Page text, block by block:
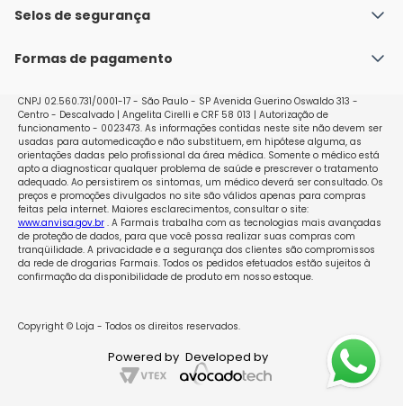
Nossas lojas
Política de Envio
Políticas de Trocas e Devoluções
Selos de segurança
Formas de pagamento
CNPJ 02.560.731/0001-17 - São Paulo - SP Avenida Guerino Oswaldo 313 -
Centro - Descalvado | Angelita Cirelli e CRF 58 013 | Autorização de
funcionamento - 0023473. As informações contidas neste site não devem ser
usadas para automedicação e não substituem, em hipótese alguma, as
orientações dadas pelo profissional da área médica. Somente o médico está
apto a diagnosticar qualquer problema de saúde e prescrever o tratamento
adequado. Ao persistirem os sintomas, um médico deverá ser consultado. Os
preços e promoções divulgados no site são válidos apenas para compras
feitas pela internet. Maiores esclarecimentos, consultar o site:
www.anvisa.gov.br. A Farmais trabalha com as tecnologias mais avançadas
de proteção de dados, para que você possa realizar suas compras com
tranqüilidade. A privacidade e a segurança dos clientes são compromissos
da rede de drogarias Farmais. Todos os pedidos efetuados estão sujeitos à
confirmação da disponibilidade de produto em nosso estoque.
Copyright © Loja - Todos os direitos reservados.
Powered by Developed by